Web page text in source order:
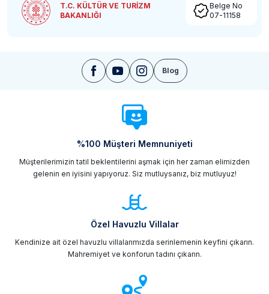
T.C. KÜLTÜR VE TURİZM
BAKANLIĞI
Belge No
07-11158
Blog
%100 Müşteri Memnuniyeti
Müşterilerimizin tatil beklentilerini aşmak için her zaman elimizden
gelenin en iyisini yapıyoruz. Siz mutluysanız, biz mutluyuz!
Özel Havuzlu Villalar
Kendinize ait özel havuzlu villalarımızda serinlemenin keyfini çıkarın.
Mahremiyet ve konforun tadını çıkarın.